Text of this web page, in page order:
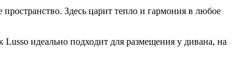
Здесь царит тепло и гармония в любое
идеально подходит для размещения у дивана, на